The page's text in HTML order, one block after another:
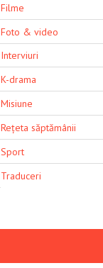
Filme
Foto & video
Interviuri
K-drama
Misiune
Rețeta săptămânii
Sport
Traduceri